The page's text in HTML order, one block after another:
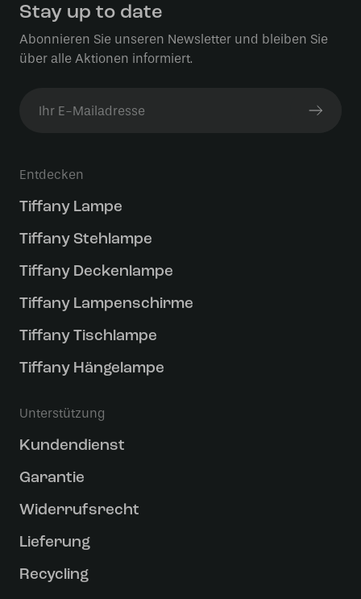
Stay up to date
Abonnieren Sie unseren Newsletter und bleiben Sie
über alle Aktionen informiert.
Entdecken
Tiffany Lampe
Tiffany Stehlampe
Tiffany Deckenlampe
Tiffany Lampenschirme
Tiffany Tischlampe
Tiffany Hängelampe
Unterstützung
Kundendienst
Garantie
Widerrufsrecht
Lieferung
Recycling